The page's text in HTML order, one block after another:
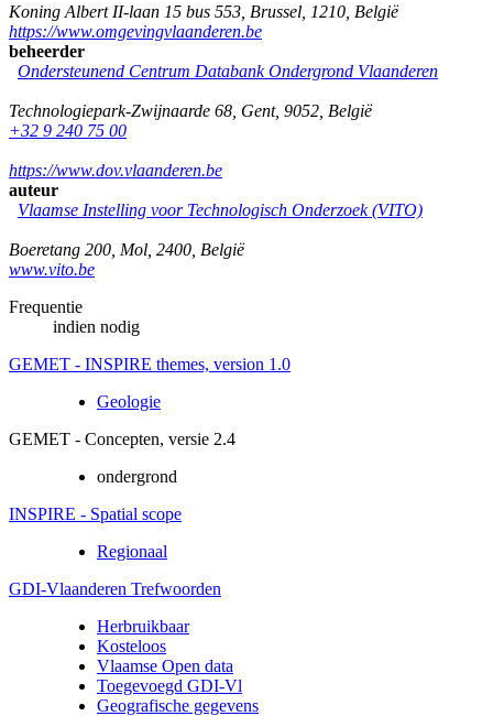
Koning Albert II-laan 15 bus 553 Brussel 1210 België
https://www.omgevingvlaanderen.be
beheerder
Ondersteunend Centrum Databank Ondergrond Vlaanderen
Technologiepark-Zwijnaarde 68 Gent, 9052 België
+32 9 240 75 00
https://www.dov.vlaanderen.be
auteur
Vlaamse Instelling voor Technologisch Onderzoek (VITO)
Boeretang 200 Mol 2400 België
www.vito.be
Frequentie
indien nodig
GEMET - INSPIRE themes, version 1.0
Geologie
GEMET - Concepten, versie 2.4
ondergrond
INSPIRE - Spatial scope
Regionaal
GDI-Vlaanderen Trefwoorden
Herbruikbaar
Kosteloos
Vlaamse Open data
Toegevoegd GDI-Vl
Geografische gegevens